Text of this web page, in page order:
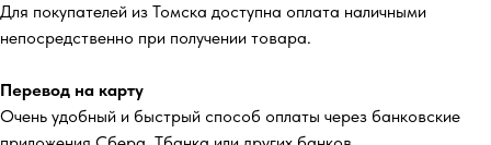
Для покупателей из Томска доступна оплата наличными
непосредственно при получении товара.
Перевод на карту
Очень удобный и быстрый способ оплаты через банковские